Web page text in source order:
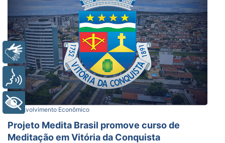
Desenvolvimento Econômico
Projeto Medita Brasil promove curso de
Meditação em Vitória da Conquista
Libras
Voz
+ Acessibilidade